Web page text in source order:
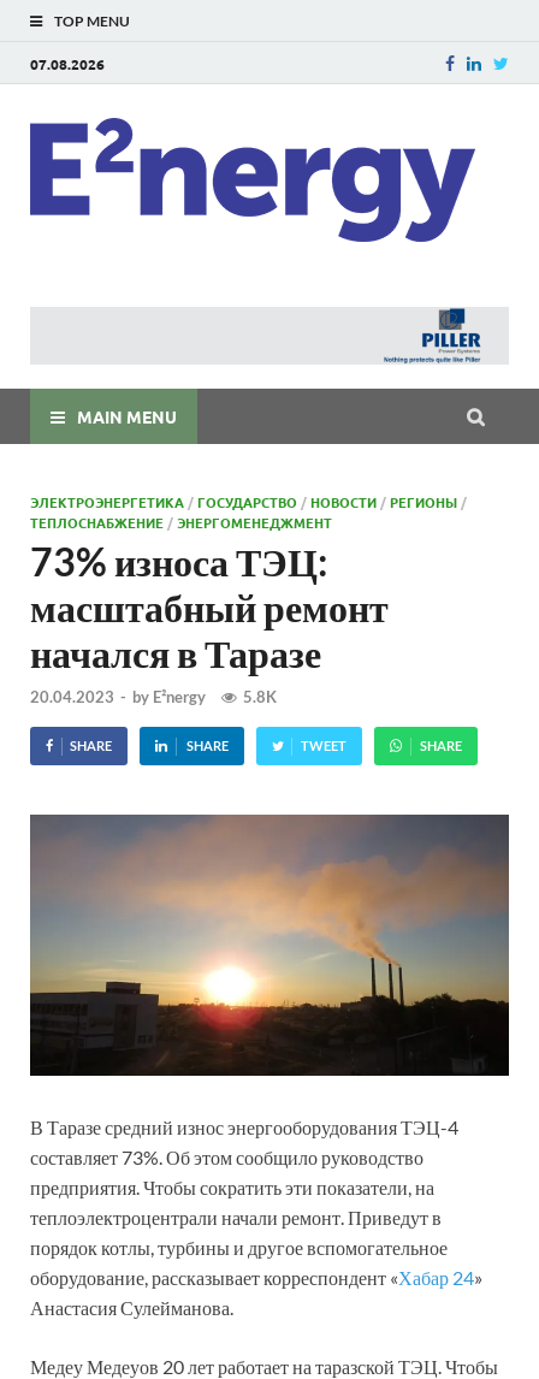
TOP MENU
07.08.2026
MAIN MENU
ЭЛЕКТРОЭНЕРГЕТИКА /ГОСУДАРСТВО /НОВОСТИ /РЕГИОНЫ /
ТЕПЛОСНАБЖЕНИЕ /ЭНЕРГОМЕНЕДЖМЕНТ
73% износа ТЭЦ:
масштабный ремонт
начался в Таразе
20.04.2023 - by E²nergy 5.8K
SHARE SHARE TWEET SHARE
В Таразе средний износ энергооборудования ТЭЦ-4
составляет 73%. Об этом сообщило руководство
предприятия. Чтобы сократить эти показатели, на
теплоэлектроцентрали начали ремонт. Приведут в
порядок котлы, турбины и другое вспомогательное
оборудование, рассказывает корреспондент «Хабар 24»
Анастасия Сулейманова.
Медеу Медеуов 20 лет работает на таразской ТЭЦ. Чтобы